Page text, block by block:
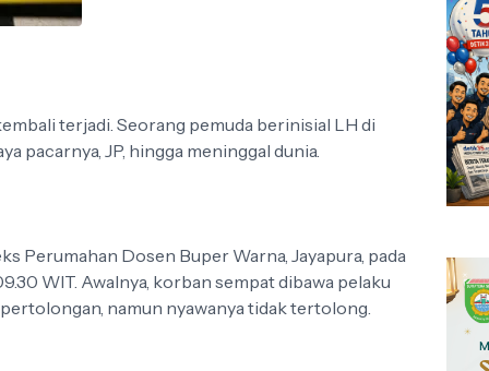
terjadi. Seorang pemuda berinisial LH di
pacarnya, JP, hingga meninggal dunia.
Perumahan Dosen Buper Warna, Jayapura, pada
WIT. Awalnya, korban sempat dibawa pelaku
namun nyawanya tidak tertolong.